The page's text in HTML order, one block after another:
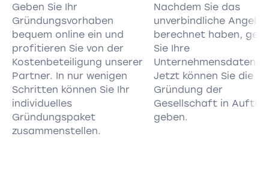
Geben Sie Ihr
Gründungsvorhaben
bequem online ein und
profitieren Sie von der
Kostenbeteiligung unserer
Partner. In nur wenigen
Schritten können Sie Ihr
individuelles
Gründungspaket
zusammenstellen.
Nachdem Sie das
unverbindliche
berechnet haben,
Sie Ihre
Unternehmensdaten
Jetzt können Sie die
Gründung der
Gesellschaft in
geben.